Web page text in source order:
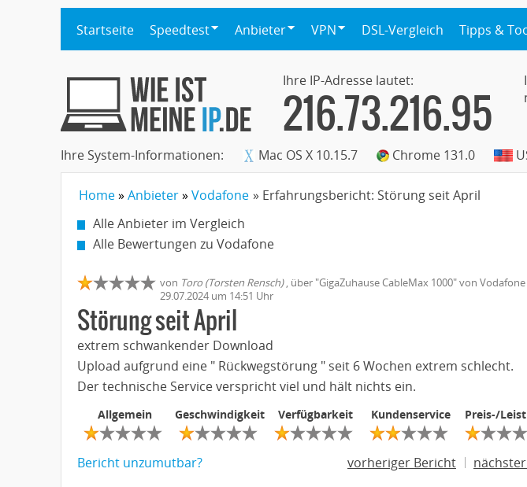
Startseite Speedtest Anbieter VPN DSL-Vergleich Tipps &
Ihre IP-Adresse lautet:
216.73.216.95
Ihre System-Informationen: Mac OS X 10.15.7 Chrome 131.0
Home Anbieter Vodafone » Erfahrungsbericht: Störung seit April
Alle Anbieter im Vergleich
Alle Bewertungen zu Vodafone
von Toro (Torsten Rensch), über "GigaZuhause CableMax 1000" von Vodafone
29.07.2024um 14:51 Uhr
Störung seit April
extrem schwankender Download
Upload aufgrund eine " Rückwegstörung " seit 6 Wochen extrem schlecht.
Der technische Service verspricht viel und hält nichts ein.
Allgemein Geschwindigkeit Verfügbarkeit Kundenservice Preis-/
Bericht unzumutbar? vorheriger Bericht